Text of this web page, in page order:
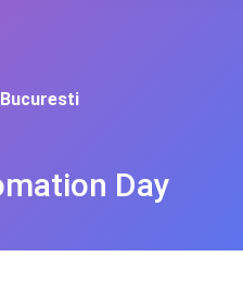
Day